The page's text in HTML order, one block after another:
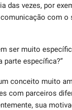
das vezes, por
com
ser muito
específica?”
conceito muito
com parceiros
sua